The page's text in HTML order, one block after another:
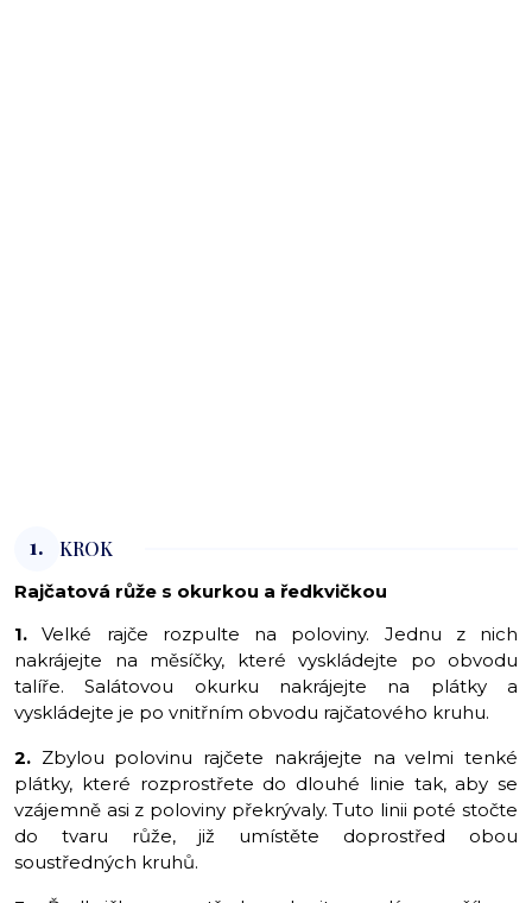
1. KROK
Rajčatová růže s okurkou a ředkvičkou
1.Velké rajče rozpulte na poloviny. Jednu z nich
nakrájejte na měsíčky, které vyskládejte po obvodu
talíře. Salátovou okurku nakrájejte na plátky a
vyskládejte je po vnitřním obvodu rajčatového kruhu.
2. Zbylou polovinu rajčete nakrájejte na velmi tenké
plátky, které rozprostřete do dlouhé linie tak, aby se
vzájemně asi z poloviny překrývaly. Tuto linii poté stočte
do tvaru růže, již umístěte doprostřed obou
soustředných kruhů.